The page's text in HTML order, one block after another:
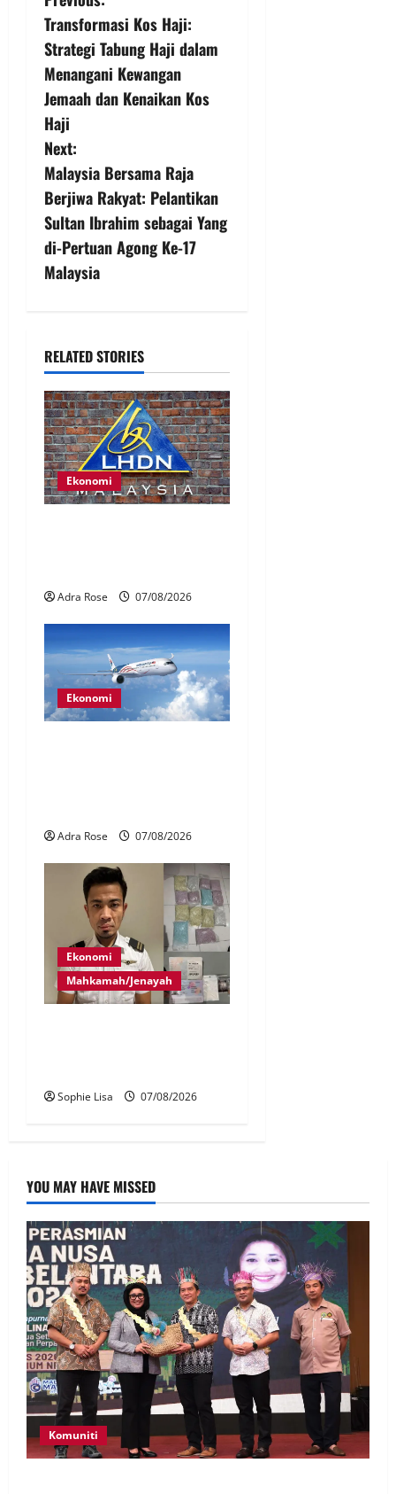
Transformasi Kos Haji:
Strategi Tabung Haji dalam
Menangani Kewangan
Jemaah dan Kenaikan Kos
Haji
Next:
Malaysia Bersama Raja
Berjiwa Rakyat: Pelantikan
Sultan Ibrahim sebagai Yang
di-Pertuan Agong Ke-17
Malaysia
RELATED STORIES
Ekonomi
Adra Rose 07/08/2026
Ekonomi
Adra Rose 07/08/2026
Ekonomi
Mahkamah/Jenayah
Sophie Lisa 07/08/2026
YOU MAY HAVE MISSED
Komuniti